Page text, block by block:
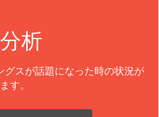
析
グスが話題になった時の状況が
す。